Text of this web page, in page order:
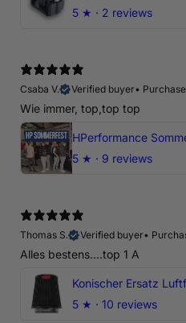
5 ★ · 2 reviews
Csaba V.
Verified buyer•
Wie immer, top,top top
5 ★ · 9 reviews
Thomas S.
Verified buyer•
Alles bestens....top 1 A
5 ★ · 10 reviews